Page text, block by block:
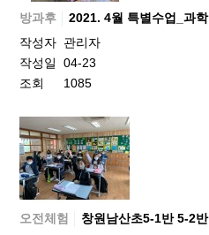
방과후
2021. 4월 특별수업_과학
작성자 관리자
작성일
04-23
조회
1085
오전체험
창원남산초5-1반 5-2반